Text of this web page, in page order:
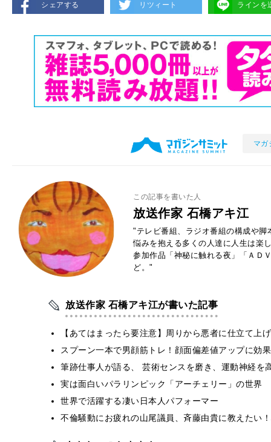
シェアする リツィート ラインを
マガ
この記事を書いた人
放送作家 石橋アキ江
"テレビ番組、ラジオ番組の構成や
悩みを抱える多くの人達に人生は楽
参加作品「神秘に触れる夜」「ＡＤ
ど。"
放送作家 石橋アキ江が書いた記事
【あてはまったら要注意】周りから悪者に仕立て上
スプーン一本で男顔筋トレ！顔面偏差値アップに効
筆跡仕事人が語る、 芸術センスを磨き、運動神経を
実は面白いパラリンピック「アーチェリー」の世界
世界で活躍する凄い日本人パフォーマー
不倫騒動にお疲れの山尾議員、斉藤由貴に教えたい